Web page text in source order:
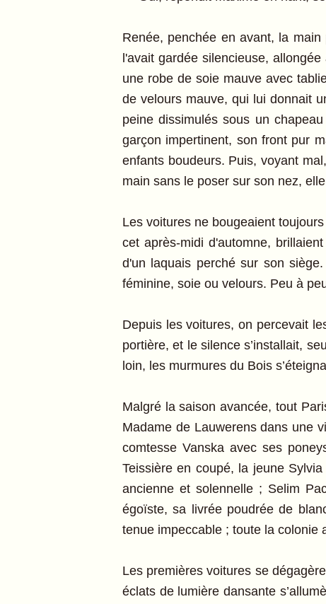
Renée, penchée en avant, la
l'avait gardée silencieuse,
une robe de soie mauve avec
de velours mauve, qui lui donnait
peine dissimulés sous un
garçon impertinent, son front pur
enfants boudeurs. Puis, voyant
main sans le poser sur son nez,
Les voitures ne bougeaient
cet après-midi d'automne,
d'un laquais perché sur son
féminine, soie ou velours. Peu à
Depuis les voitures, on percevait
portière, et le silence s’installait,
loin, les murmures du Bois
Malgré la saison avancée, tout
Madame de Lauwerens dans une
comtesse Vanska avec ses
Teissière en coupé, la jeune
ancienne et solennelle ; Selim
égoïste, sa livrée poudrée de
tenue impeccable ; toute la colonie
Les premières voitures se
éclats de lumière dansante